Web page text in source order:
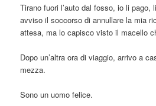
Tirano fuori l’auto dal fosso, io li pago,
avviso il soccorso di annullare la mia
attesa, ma lo capisco visto il macello
Dopo un’altra ora di viaggio, arrivo a
mezza.
Sono un uomo felice.